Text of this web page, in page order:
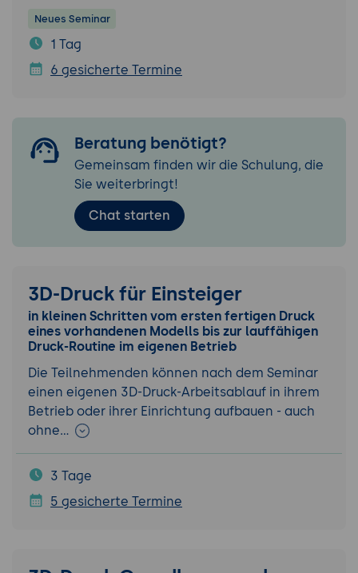
Neues Seminar
1 Tag
6 gesicherte Termine
Beratung benötigt?
Gemeinsam finden wir die Schulung, die
Sie weiterbringt!
Chat starten
3D-Druck für Einsteiger
in kleinen Schritten vom ersten fertigen Druck
eines vorhandenen Modells bis zur lauffähigen
Druck-Routine im eigenen Betrieb
Die Teilnehmenden können nach dem Seminar
einen eigenen 3D-Druck-Arbeitsablauf in ihrem
Betrieb oder ihrer Einrichtung aufbauen - auch
ohne…
3 Tage
5 gesicherte Termine